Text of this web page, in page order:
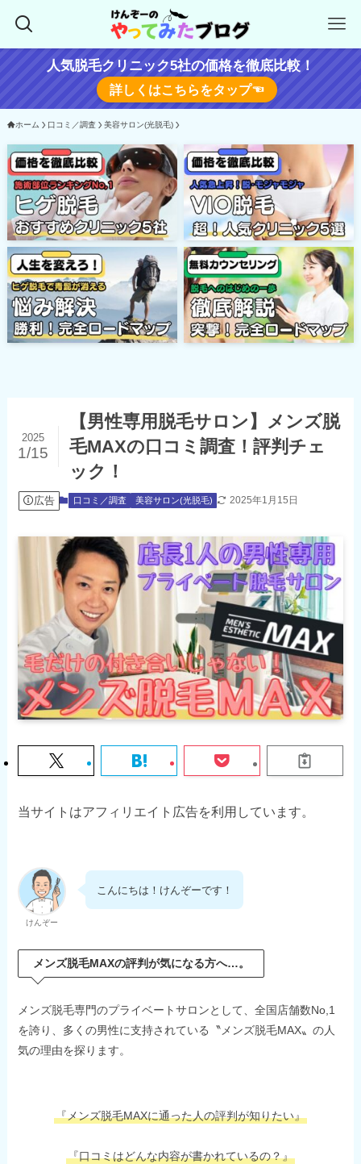
人気脱毛クリニック5社の価格を徹底比較！
詳しくはこちらをタップ☜
ホーム 口コミ／調査 美容サロン(光脱毛)
【男性専用脱毛サロン】メンズ脱
毛MAXの口コミ調査！評判チェ
ック！
2025
1/15
広告 口コミ／調査 美容サロン(光脱毛) 2025年1月15日
当サイトはアフィリエイト広告を利用しています。
けんぞー
こんにちは！けんぞーです！
メンズ脱毛MAXの評判が気になる方へ…。
メンズ脱毛専門のプライベートサロンとして、全国店舗数No,1
を誇り、多くの男性に支持されている〝メンズ脱毛MAX〟の人
気の理由を探ります。
『メンズ脱毛MAXに通った人の評判が知りたい』
『口コミはどんな内容が書かれているの？』